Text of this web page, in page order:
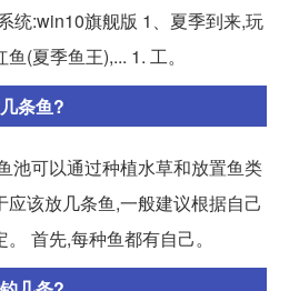
统:win10旗舰版 1、夏季到来,玩
(夏季鱼王),... 1. 工。
条鱼?
池可以通过种植水草和放置鱼类
该放几条鱼,一般建议根据自己
首先,每种鱼都有自己。